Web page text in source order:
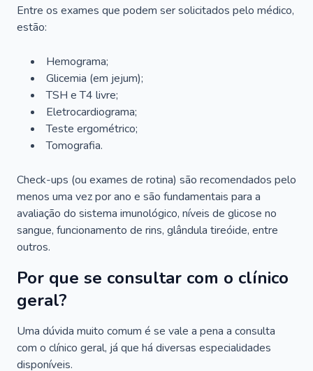
Entre os exames que podem ser solicitados pelo médico,
estão:
Hemograma;
Glicemia (em jejum);
TSH e T4 livre;
Eletrocardiograma;
Teste ergométrico;
Tomografia.
Check-ups (ou exames de rotina) são recomendados pelo
menos uma vez por ano e são fundamentais para a
avaliação do sistema imunológico, níveis de glicose no
sangue, funcionamento de rins, glândula tireóide, entre
outros.
Por que se consultar com o clínico
geral?
Uma dúvida muito comum é se vale a pena a consulta
com o clínico geral, já que há diversas especialidades
disponíveis.